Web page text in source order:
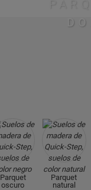
Parquet
oscuro
Parquet
natural